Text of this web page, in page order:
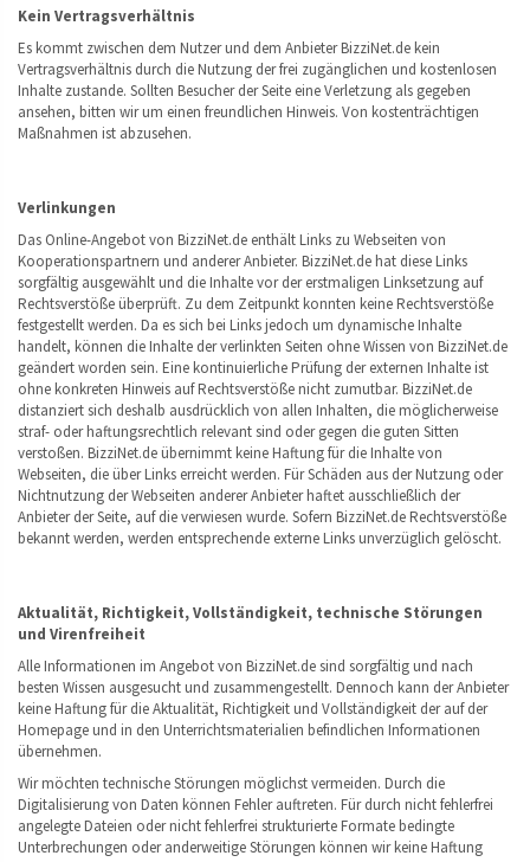
Kein Vertragsverhältnis
Es kommt zwischen dem Nutzer und dem Anbieter BizziNet.de kein
Vertragsverhältnis durch die Nutzung der frei zugänglichen und kostenlosen
Inhalte zustande. Sollten Besucher der Seite eine Verletzung als gegeben
ansehen, bitten wir um einen freundlichen Hinweis. Von kostenträchtigen
Maßnahmen ist abzusehen.
Verlinkungen
Das Online-Angebot von BizziNet.de enthält Links zu Webseiten von
Kooperationspartnern und anderer Anbieter. BizziNet.de hat diese Links
sorgfältig ausgewählt und die Inhalte vor der erstmaligen Linksetzung auf
Rechtsverstöße überprüft. Zu dem Zeitpunkt konnten keine Rechtsverstöße
festgestellt werden. Da es sich bei Links jedoch um dynamische Inhalte
handelt, können die Inhalte der verlinkten Seiten ohne Wissen von BizziNet.de
geändert worden sein. Eine kontinuierliche Prüfung der externen Inhalte ist
ohne konkreten Hinweis auf Rechtsverstöße nicht zumutbar. BizziNet.de
distanziert sich deshalb ausdrücklich von allen Inhalten, die möglicherweise
straf- oder haftungsrechtlich relevant sind oder gegen die guten Sitten
verstoßen. BizziNet.de übernimmt keine Haftung für die Inhalte von
Webseiten, die über Links erreicht werden. Für Schäden aus der Nutzung oder
Nichtnutzung der Webseiten anderer Anbieter haftet ausschließlich der
Anbieter der Seite, auf die verwiesen wurde. Sofern BizziNet.de Rechtsverstöße
bekannt werden, werden entsprechende externe Links unverzüglich gelöscht.
Aktualität, Richtigkeit, Vollständigkeit, technische Störungen
und Virenfreiheit
Alle Informationen im Angebot von BizziNet.de sind sorgfältig und nach
besten Wissen ausgesucht und zusammengestellt. Dennoch kann der Anbieter
keine Haftung für die Aktualität, Richtigkeit und Vollständigkeit der auf der
Homepage und in den Unterrichtsmaterialien befindlichen Informationen
übernehmen.
Wir möchten technische Störungen möglichst vermeiden. Durch die
Digitalisierung von Daten können Fehler auftreten. Für durch nicht fehlerfrei
angelegte Dateien oder nicht fehlerfrei strukturierte Formate bedingte
Unterbrechungen oder anderweitige Störungen können wir keine Haftung